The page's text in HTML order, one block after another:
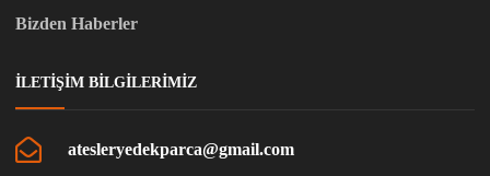
Bizden Haberler
İLETIŞIM BILGILERIMIZ
atesleryedekparca@gmail.com